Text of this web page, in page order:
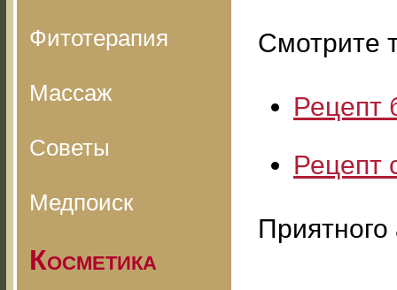
Фитотерапия
Массаж
Советы
Медпоиск
Косметика
Смотрите
Рецепт
Рецепт
Приятного